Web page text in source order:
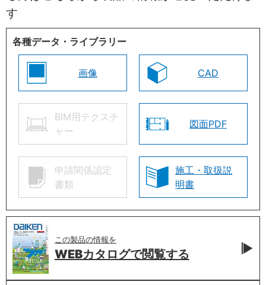
す
各種データ・ライブラリー
画像 CAD
BIM用テクスチ
ャー
図面PDF
申請関係認定
書類
施工・取扱説
明書
この製品の情報を
WEBカタログで閲覧する